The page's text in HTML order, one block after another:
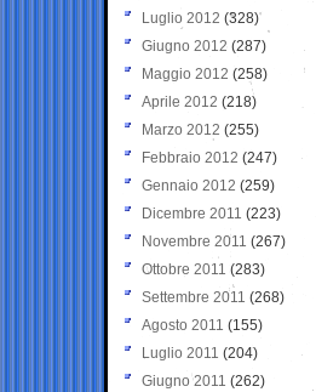
Luglio 2012 (328)
Giugno 2012 (287)
Maggio 2012 (258)
Aprile 2012 (218)
Marzo 2012 (255)
Febbraio 2012 (247)
Gennaio 2012 (259)
Dicembre 2011 (223)
Novembre 2011 (267)
Ottobre 2011 (283)
Settembre 2011 (268)
Agosto 2011 (155)
Luglio 2011 (204)
Giugno 2011 (262)